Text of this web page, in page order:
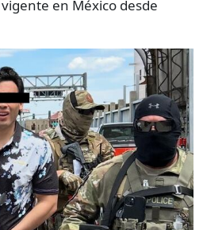
vigente en México desde